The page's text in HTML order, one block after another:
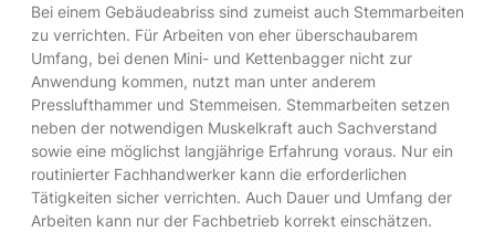
Bei einem Gebäudeabriss sind zumeist auch Stemmarbeiten
zu verrichten. Für Arbeiten von eher überschaubarem
Umfang, bei denen Mini- und Kettenbagger nicht zur
Anwendung kommen, nutzt man unter anderem
Presslufthammer und Stemmeisen. Stemmarbeiten setzen
neben der notwendigen Muskelkraft auch Sachverstand
sowie eine möglichst langjährige Erfahrung voraus. Nur ein
routinierter Fachhandwerker kann die erforderlichen
Tätigkeiten sicher verrichten. Auch Dauer und Umfang der
Arbeiten kann nur der Fachbetrieb korrekt einschätzen.